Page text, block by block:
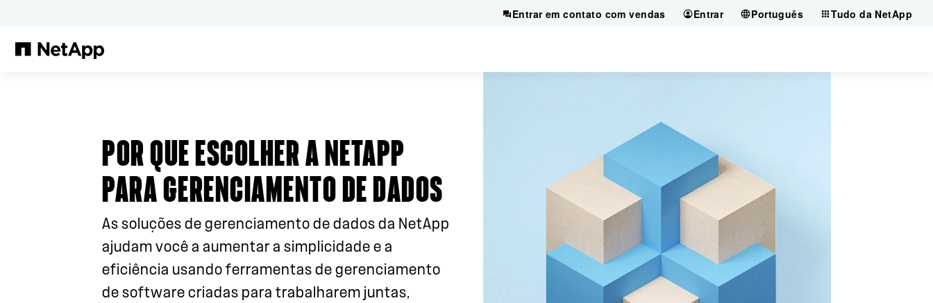
Entrar em contato com vendas Entrar Português Tudo da NetApp
POR QUE ESCOLHER A NETAPP
PARA GERENCIAMENTO DE DADOS
As soluções de gerenciamento de dados da NetApp
ajudam você a aumentar a simplicidade e a
eficiência usando ferramentas de gerenciamento
de software criadas para trabalharem juntas,